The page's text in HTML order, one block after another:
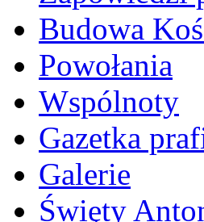
Budowa
Powołania
Wspólnoty
Gazetka
Galerie
Święty